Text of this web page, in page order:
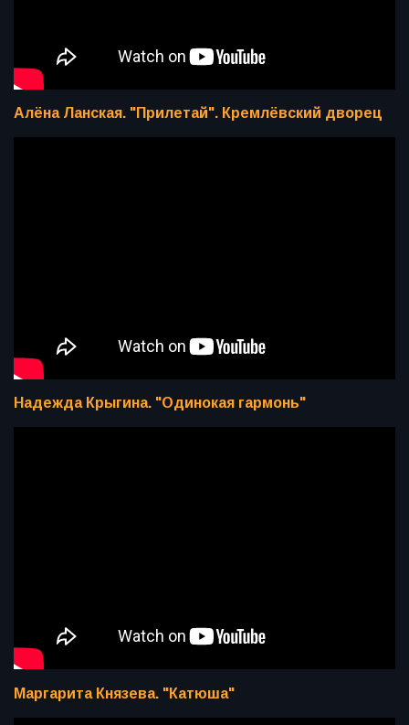
Алёна Ланская. "Прилетай". Кремлёвский дворец
Надежда Крыгина. "Одинокая гармонь"
Маргарита Князева. "Катюша"